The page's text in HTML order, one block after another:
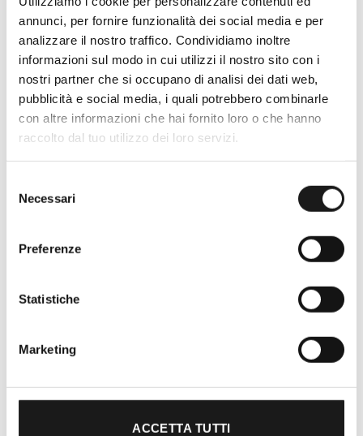
annunci, per fornire funzionalità dei social media e per
analizzare il nostro traffico. Condividiamo inoltre
informazioni sul modo in cui utilizzi il nostro sito con i
nostri partner che si occupano di analisi dei dati web,
pubblicità e social media, i quali potrebbero combinarle
con altre informazioni che hai fornito loro o che hanno
raccolto dal tuo utilizzo dei loro servizi.
delNecessari
Preferenze
Statistiche
Marketing
ACCETTA TUTTI
Oltre 30 anni di esperienza
Nato nel 1990 con il nome di Rifugio
Roma, RRTrek è il punto di riferimento
Lazio. Da sempre soddisfiamo i nostri
l’acquisto un’esperienza formativa e